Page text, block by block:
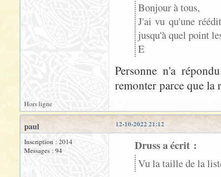
Bonjour à tous,
J'ai vu qu'une
jusqu'à quel point
E
Personne n'a
remonter parce que la
Hors ligne
12-10-2022 21:12
paul
Inscription : 2014
Messages : 94
Druss a écrit :
Vu la taille de la